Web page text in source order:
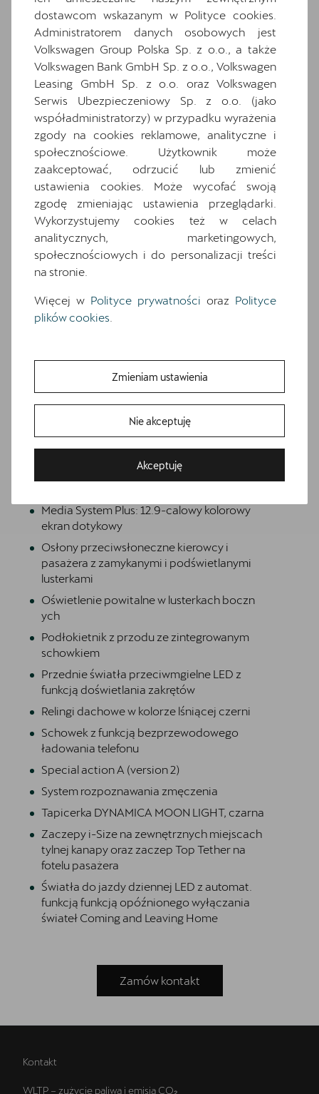
Bezpłatna jazda próbna
Przetestuj model z wybranym silnikiem i skrzynią biegów
wyposażenia
Ten samochód bazuje na wersjiTerramar
Advantage Edition. Zapoznaj się z wybranymi
elementami jego wyposażenia. O pełną
specyfikację zapytaj dealera.
Wyposażenie standardowe
Wyposażenie dodatkowe i pakiety
2 gniazda USB typu C z przodu i 2 typu C z
tyłu
7 poduszek powietrznych (2 przednie, 2
boczne, 2 kurtyny powietrzne, poduszka
centralna)
Asystent wjazdu na skrzyżowanie Front
asystent skrętu
Dwupoziomowa podłoga bagażnika
Gniazdo 12V z przodu i 230V w bagażniku
Hybrid drive system mHEV
Informacje o oponach
Inteligentny asystent parkowania z funkcją
zdalnego sterowania z telefonu
Media System Plus: 12.9-calowy kolorowy
ekran dotykowy
Osłony przeciwsłoneczne kierowcy i
pasażera z zamykanymi i podświetlanymi
lusterkami
Oświetlenie powitalne w lusterkach boczn
ych
Podłokietnik z przodu ze zintegrowanym
schowkiem
Przednie światła przeciwmgielne LED z
funkcją doświetlania zakrętów
Relingi dachowe w kolorze lśniącej czerni
Schowek z funkcją bezprzewodowego
ładowania telefonu
Special action A (version 2)
System rozpoznawania zmęczenia
Tapicerka DYNAMICA MOON LIGHT, czarna
Zaczepy i-Size na zewnętrznych miejscach
tylnej kanapy oraz zaczep Top Tether na
fotelu pasażera
Światła do jazdy dziennej LED z automat.
funkcją funkcją opóźnionego wyłączania
świateł Coming and Leaving Home
Zamów kontakt
Kontakt
WLTP – zużycie paliwa i emisja CO₂
dostawcom wskazanym w Polityce cookies.
Administratorem danych osobowych jest
Volkswagen Group Polska Sp. z o.o., a także
Volkswagen Bank GmbH Sp. z o.o., Volkswagen
Leasing GmbH Sp. z o.o. oraz Volkswagen
Serwis Ubezpieczeniowy Sp. z o.o. (jako
współadministratorzy) w przypadku wyrażenia
zgody na cookies reklamowe, analityczne i
społecznościowe. Użytkownik może
zaakceptować, odrzucić lub zmienić
ustawienia cookies. Może wycofać swoją
zgodę zmieniając ustawienia przeglądarki.
Wykorzystujemy cookies też w celach
analitycznych, marketingowych,
społecznościowych i do personalizacji treści
na stronie.
Więcej w Polityce prywatności oraz Polityce
plików cookies
Zmieniam ustawienia
Nie akceptuję
Akceptuję